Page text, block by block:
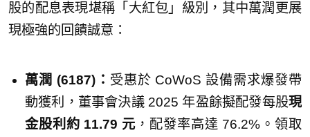
股的配息表現堪稱「大紅包」級別，其中萬潤更展
現極強的回饋誠意：
萬潤 (6187)： 受惠於 CoWoS 設備需求爆發帶
動獲利，董事會決議 2025 年盈餘擬配發每股現
金股利約 11.79 元 ，配發率高達 76.2%。領取